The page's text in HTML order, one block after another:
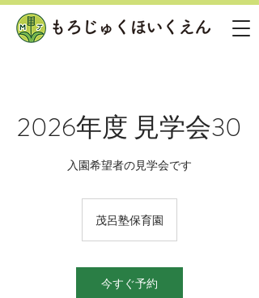
2026年度 見学会30
入園希望者の見学会です
茂呂塾保育園
今すぐ予約